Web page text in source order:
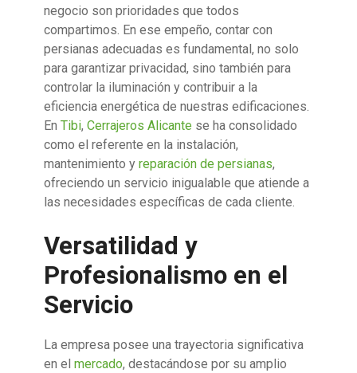
negocio son prioridades que todos
compartimos. En ese empeño, contar con
persianas adecuadas es fundamental, no solo
para garantizar privacidad, sino también para
controlar la iluminación y contribuir a la
eficiencia energética de nuestras edificaciones.
En Tibi, Cerrajeros Alicante se ha consolidado
como el referente en la instalación,
mantenimiento y reparación de persianas,
ofreciendo un servicio inigualable que atiende a
las necesidades específicas de cada cliente.
Versatilidad y
Profesionalismo en el
Servicio
La empresa posee una trayectoria significativa
en el mercado, destacándose por su amplio